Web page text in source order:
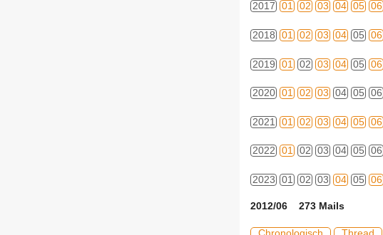
2017 01 02 03 04 05 06
2018 01 02 03 04 05 06
2019 01 02 03 04 05 06
2020 01 02 03 04 05 06
2021 01 02 03 04 05 06
2022 01 02 03 04 05 06
2023 01 02 03 04 05 06
2012/06 273 Mails